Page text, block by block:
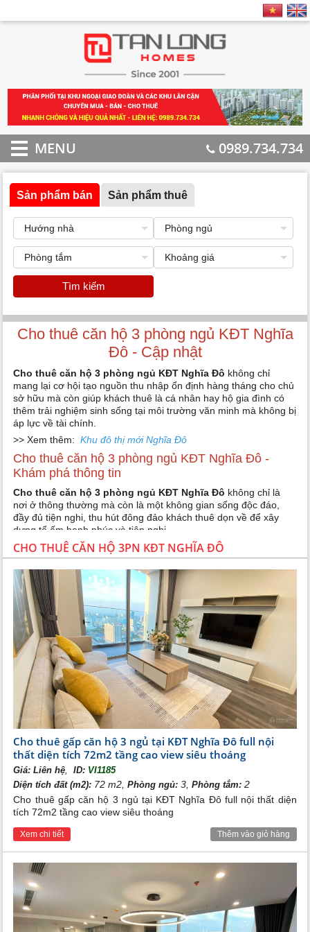
MENU 0989.734.734
Sản phẩm bán Sản phẩm thuê
Tìm kiếm
Cho thuê căn hộ 3 phòng ngủ KĐT Nghĩa
Đô - Cập nhật
Cho thuê căn hộ 3 phòng ngủ KĐT Nghĩa Đô không chỉ
mang lại cơ hội tạo nguồn thu nhập ổn định hàng tháng cho chủ
sở hữu mà còn giúp khách thuê là cá nhân hay hộ gia đình có
thêm trải nghiệm sinh sống tại môi trường văn minh mà không bị
áp lực về tài chính.
>> Xem thêm:Khu đô thị mới Nghĩa Đô
Cho thuê căn hộ 3 phòng ngủ KĐT Nghĩa Đô -
Khám phá thông tin
Cho thuê căn hộ 3 phòng ngủ KĐT Nghĩa Đô không chỉ là
nơi ở thông thường mà còn là một không gian sống độc đáo,
đầy đủ tiện nghi, thu hút đông đảo khách thuê dọn về để xây
dựng tổ ấm hạnh phúc và tiện nghi.
Cho thuê căn hộ chung cư 3 phòng ngủ Nghĩa Đô
Nhìn chung, cho thuê căn hộ 3 phòng ngủ Nghĩa Đô phù hợp
gia đình muốn có thêm thời gian tích lũy tài chính mà vẫn có thể
sinh sống trong môi trường tiện nghi, văn minh.Cho thuê căn
hộ 3 phòng ngủ chung cư KĐT Nghĩa Đô
dạng từ 47m2 đến 54m2, giúp khách thuê có thể dễ dàng chọn
lựa không gian sống phù hợp với nhu cầu sinh sống.
Tiện ích và đặc quyền cho cư dân và khách thuê khi sinh
- Khu vườn xanh mát
- Các cửa hàng tiện ích
- Sân tập thể thao đa năng
- Khu vui chơi dành cho trẻ em
- Bể bơi trong nhà
CHO THUÊ CĂN HỘ 3PN KĐT NGHĨA ĐÔ
Cho thuê gấp căn hộ 3 ngủ tại KĐT Nghĩa Đô full nội
thất diện tích 72m2 tầng cao view siêu thoáng
Giá:Liên hệ ID: VI1185
Diện tích đất (m2): 72 m2,Phòng ngủ: 3,Phòng tắm: 2
Cho thuê gấp căn hộ 3 ngủ tại KĐT Nghĩa Đô full nội thất diện
tích 72m2 tầng cao view siêu thoáng
Xem chi tiết Thêm vào giỏ hàng